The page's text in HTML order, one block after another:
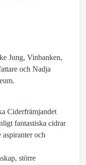
Jung, Vinbanken,
och Nadja
Ciderfrämjandet
fantastiska cidrar
aspiranter och
större